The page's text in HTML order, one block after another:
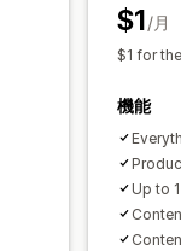
表示オプション
検索バー
$1/月
$1 for
機能
Up to